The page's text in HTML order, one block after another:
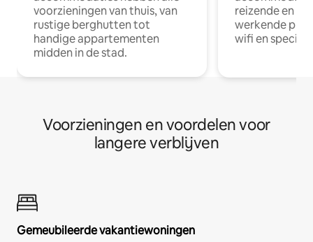
voorzieningen van thuis, van
rustige berghutten tot
handige appartementen
midden in de stad.
reizende en
werkende
wifi en
Voorzieningen en voordelen voor
langere verblijven
Gemeubileerde vakantiewoningen